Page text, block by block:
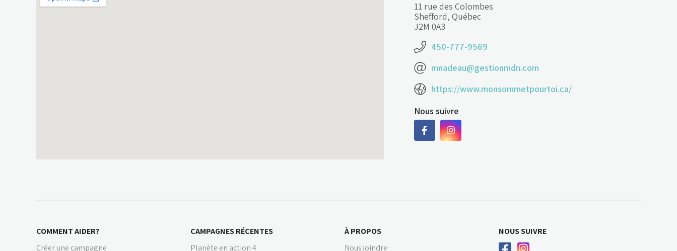
11 rue des Colombes
Shefford, Québec
J2M 0A3
450-777-9569
mnadeau@gestionmdn.com
https://www.monsommetpourtoi.ca/
Nous suivre
COMMENT AIDER?
Créer une campagne
CAMPAGNES RÉCENTES
Planète en action 4
À PROPOS
Nous joindre
NOUS SUIVRE